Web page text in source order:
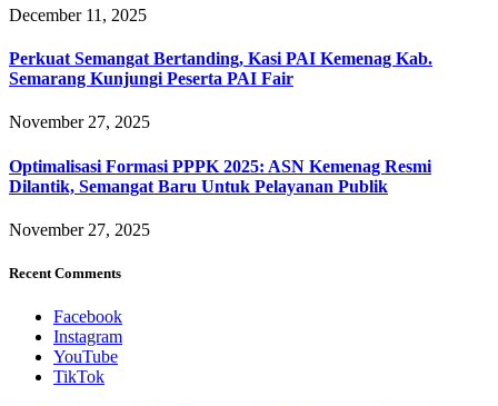
December 11, 2025
Perkuat Semangat Bertanding, Kasi PAI Kemenag Kab.
Semarang Kunjungi Peserta PAI Fair
November 27, 2025
Optimalisasi Formasi PPPK 2025: ASN Kemenag Resmi
Dilantik, Semangat Baru Untuk Pelayanan Publik
November 27, 2025
Recent Comments
Facebook
Instagram
YouTube
TikTok